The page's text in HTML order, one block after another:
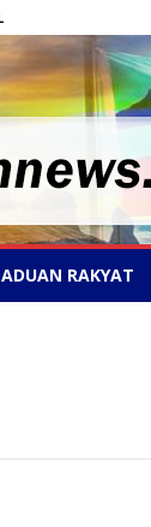
ADUAN RAKYAT